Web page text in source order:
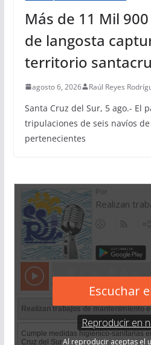
Más de 11 Mil
de langosta
territorio
agosto 6, 2026 Raúl Reyes
Santa Cruz del Sur, 5 ago.- El
tripulaciones de seis navíos
pertenecientes